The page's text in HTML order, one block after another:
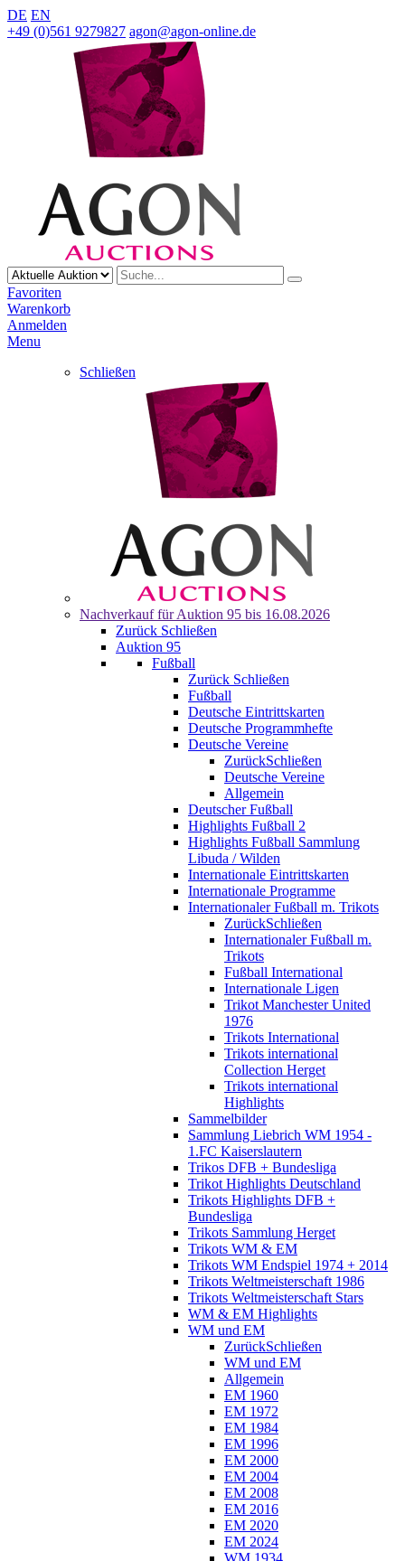
DE EN
+49 (0)561 9279827 agon@agon-online.de
Favoriten
Warenkorb
Anmelden
Menu
Schließen
Nachverkauf für Auktion 95 bis 16.08.2026
Zurück Schließen
Auktion 95
Fußball
Zurück Schließen
Fußball
Deutsche Eintrittskarten
Deutsche Programmhefte
Deutsche Vereine
ZurückSchließen
Deutsche Vereine
Allgemein
Deutscher Fußball
Highlights Fußball 2
Highlights Fußball Sammlung
Libuda / Wilden
Internationale Eintrittskarten
Internationale Programme
Internationaler Fußball m. Trikots
ZurückSchließen
Internationaler Fußball m.
Trikots
Fußball International
Internationale Ligen
Trikot Manchester United
1976
Trikots International
Trikots international
Collection Herget
Trikots international
Highlights
Sammelbilder
Sammlung Liebrich WM 1954 -
1.FC Kaiserslautern
Trikos DFB + Bundesliga
Trikot Highlights Deutschland
Trikots Highlights DFB +
Bundesliga
Trikots Sammlung Herget
Trikots WM & EM
Trikots WM Endspiel 1974 + 2014
Trikots Weltmeisterschaft 1986
Trikots Weltmeisterschaft Stars
WM & EM Highlights
WM und EM
ZurückSchließen
WM und EM
Allgemein
EM 1960
EM 1972
EM 1984
EM 1996
EM 2000
EM 2004
EM 2008
EM 2016
EM 2020
EM 2024
WM 1934